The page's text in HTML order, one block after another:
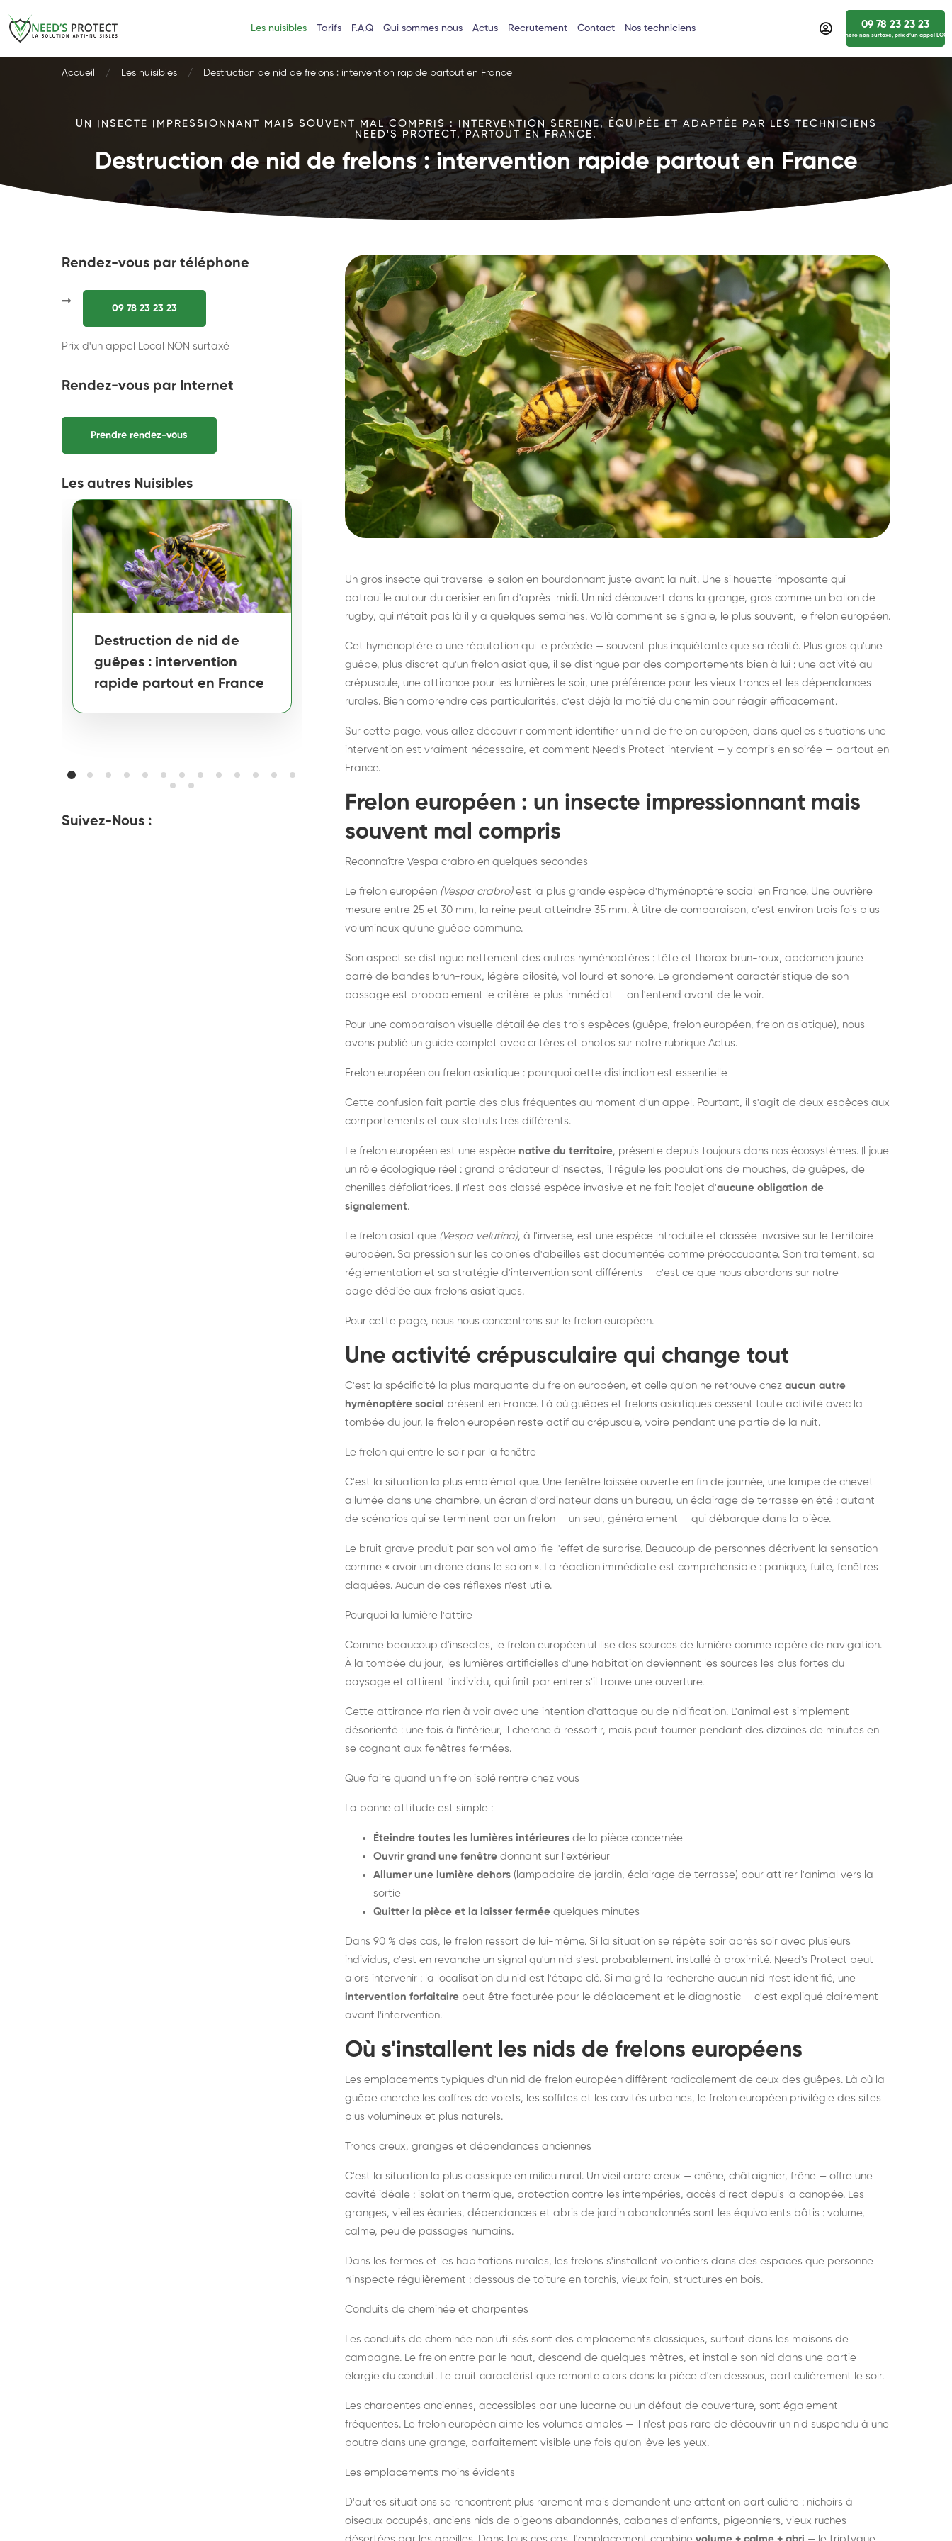
Les nuisibles Tarifs F.A.Q Qui sommes nous Actus Recrutement Contact Nos techniciens 09 78 23 23 23
numéro non surtaxé, prix d’un appel
Accueil Les nuisibles Destruction de nid de frelons : intervention rapide partout en France
UN INSECTE IMPRESSIONNANT MAIS SOUVENT MAL COMPRIS : INTERVENTION SEREINE, ÉQUIPÉE ET ADAPTÉE PAR LES TECHNICIENS
NEED'S PROTECT, PARTOUT EN FRANCE.
Destruction de nid de frelons : intervention rapide partout en France
Rendez-vous par téléphone
09 78 23 23 23
Prix d'un appel Local NON surtaxé
Rendez-vous par Internet
Prendre rendez-vous
Les autres Nuisibles
Destruction de nid de
guêpes : intervention
rapide partout en France
Destruction de nid de
frelons asiatiques :
intervention partout en
France
Dératisation : éliminer
durablement rats et
souris, partout en France
Suivez-Nous :
Un gros insecte qui traverse le salon en bourdonnant juste avant la nuit. Une silhouette imposante qui
patrouille autour du cerisier en fin d'après-midi. Un nid découvert dans la grange, gros comme un ballon de
rugby, qui n'était pas là il y a quelques semaines. Voilà comment se signale, le plus souvent, le frelon européen.
Cet hyménoptère a une réputation qui le précède — souvent plus inquiétante que sa réalité. Plus gros qu'une
guêpe, plus discret qu'un frelon asiatique, il se distingue par des comportements bien à lui : une activité au
crépuscule, une attirance pour les lumières le soir, une préférence pour les vieux troncs et les dépendances
rurales. Bien comprendre ces particularités, c'est déjà la moitié du chemin pour réagir efficacement.
Sur cette page, vous allez découvrir comment identifier un nid de frelon européen, dans quelles situations une
intervention est vraiment nécessaire, et comment Need's Protect intervient — y compris en soirée — partout en
France.
Frelon européen : un insecte impressionnant mais
souvent mal compris
Reconnaître Vespa crabro en quelques secondes
Le frelon européen (Vespa crabro)est la plus grande espèce d'hyménoptère social en France. Une ouvrière
mesure entre 25 et 30 mm, la reine peut atteindre 35 mm. À titre de comparaison, c'est environ trois fois plus
volumineux qu'une guêpe commune.
Son aspect se distingue nettement des autres hyménoptères : tête et thorax brun-roux, abdomen jaune
barré de bandes brun-roux, légère pilosité, vol lourd et sonore. Le grondement caractéristique de son
passage est probablement le critère le plus immédiat — on l'entend avant de le voir.
Pour une comparaison visuelle détaillée des trois espèces (guêpe, frelon européen, frelon asiatique), nous
avons publié un guide complet avec critères et photos sur notre rubrique Actus.
Frelon européen ou frelon asiatique : pourquoi cette distinction est essentielle
Cette confusion fait partie des plus fréquentes au moment d'un appel. Pourtant, il s'agit de deux espèces aux
comportements et aux statuts très différents.
Le frelon européen est une espèce native du territoire, présente depuis toujours dans nos écosystèmes. Il joue
un rôle écologique réel : grand prédateur d'insectes, il régule les populations de mouches, de guêpes, de
chenilles défoliatrices. Il n'est pas classé espèce invasive et ne fait l'objet d'aucune obligation de
signalement.
Le frelon asiatique (Vespa velutina), à l'inverse, est une espèce introduite et classée invasive sur le territoire
européen. Sa pression sur les colonies d'abeilles est documentée comme préoccupante. Son traitement, sa
réglementation et sa stratégie d'intervention sont différents — c'est ce que nous abordons sur notre
page dédiée aux frelons asiatiques.
Pour cette page, nous nous concentrons sur le frelon européen.
Une activité crépusculaire qui change tout
C'est la spécificité la plus marquante du frelon européen, et celle qu'on ne retrouve chez aucun autre
hyménoptère social présent en France. Là où guêpes et frelons asiatiques cessent toute activité avec la
tombée du jour, le frelon européen reste actif au crépuscule, voire pendant une partie de la nuit.
Le frelon qui entre le soir par la fenêtre
C'est la situation la plus emblématique. Une fenêtre laissée ouverte en fin de journée, une lampe de chevet
allumée dans une chambre, un écran d'ordinateur dans un bureau, un éclairage de terrasse en été : autant
de scénarios qui se terminent par un frelon — un seul, généralement — qui débarque dans la pièce.
Le bruit grave produit par son vol amplifie l'effet de surprise. Beaucoup de personnes décrivent la sensation
comme « avoir un drone dans le salon ». La réaction immédiate est compréhensible : panique, fuite, fenêtres
claquées. Aucun de ces réflexes n'est utile.
Pourquoi la lumière l'attire
Comme beaucoup d'insectes, le frelon européen utilise des sources de lumière comme repère de navigation.
À la tombée du jour, les lumières artificielles d'une habitation deviennent les sources les plus fortes du
paysage et attirent l'individu, qui finit par entrer s'il trouve une ouverture.
Cette attirance n'a rien à voir avec une intention d'attaque ou de nidification. L'animal est simplement
désorienté : une fois à l'intérieur, il cherche à ressortir, mais peut tourner pendant des dizaines de minutes en
se cognant aux fenêtres fermées.
Que faire quand un frelon isolé rentre chez vous
La bonne attitude est simple :
Éteindre toutes les lumières intérieures de la pièce concernée
Ouvrir grand une fenêtre donnant sur l'extérieur
Allumer une lumière dehors (lampadaire de jardin, éclairage de terrasse) pour attirer l'animal vers la
sortie
Quitter la pièce et la laisser fermée quelques minutes
Dans 90 % des cas, le frelon ressort de lui-même. Si la situation se répète soir après soir avec plusieurs
individus, c'est en revanche un signal qu'un nid s'est probablement installé à proximité. Need's Protect peut
alors intervenir : la localisation du nid est l'étape clé. Si malgré la recherche aucun nid n'est identifié, une
intervention forfaitaire peut être facturée pour le déplacement et le diagnostic — c'est expliqué clairement
avant l'intervention.
Où s'installent les nids de frelons européens
Les emplacements typiques d'un nid de frelon européen diffèrent radicalement de ceux des guêpes. Là où la
guêpe cherche les coffres de volets, les soffites et les cavités urbaines, le frelon européen privilégie des sites
plus volumineux et plus naturels.
Troncs creux, granges et dépendances anciennes
C'est la situation la plus classique en milieu rural. Un vieil arbre creux — chêne, châtaignier, frêne — offre une
cavité idéale : isolation thermique, protection contre les intempéries, accès direct depuis la canopée. Les
granges, vieilles écuries, dépendances et abris de jardin abandonnés sont les équivalents bâtis : volume,
calme, peu de passages humains.
Dans les fermes et les habitations rurales, les frelons s'installent volontiers dans des espaces que personne
n'inspecte régulièrement : dessous de toiture en torchis, vieux foin, structures en bois.
Conduits de cheminée et charpentes
Les conduits de cheminée non utilisés sont des emplacements classiques, surtout dans les maisons de
campagne. Le frelon entre par le haut, descend de quelques mètres, et installe son nid dans une partie
élargie du conduit. Le bruit caractéristique remonte alors dans la pièce d'en dessous, particulièrement le soir.
Les charpentes anciennes, accessibles par une lucarne ou un défaut de couverture, sont également
fréquentes. Le frelon européen aime les volumes amples — il n'est pas rare de découvrir un nid suspendu à une
poutre dans une grange, parfaitement visible une fois qu'on lève les yeux.
Les emplacements moins évidents
D'autres situations se rencontrent plus rarement mais demandent une attention particulière : nichoirs à
oiseaux occupés, anciens nids de pigeons abandonnés, cabanes d'enfants, pigeonniers, vieux ruches